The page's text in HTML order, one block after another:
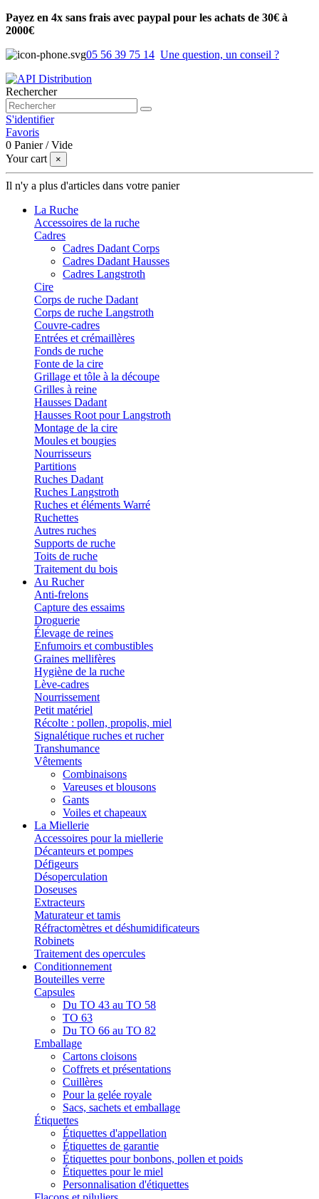
Payez en 4x sans frais avec paypal pour les achats de 30€ à
2000€
05 56 39 75 14 Une question, un conseil ?
Rechercher
S'identifier
Favoris
0 Panier /Vide
Your cart
×
Il n'y a plus d'articles dans votre panier
La Ruche
Accessoires de la ruche
Cadres
Cadres Dadant Corps
Cadres Dadant Hausses
Cadres Langstroth
Cire
Corps de ruche Dadant
Corps de ruche Langstroth
Couvre-cadres
Entrées et crémaillères
Fonds de ruche
Fonte de la cire
Grillage et tôle à la découpe
Grilles à reine
Hausses Dadant
Hausses Root pour Langstroth
Montage de la cire
Moules et bougies
Nourrisseurs
Partitions
Ruches Dadant
Ruches Langstroth
Ruches et éléments Warré
Ruchettes
Autres ruches
Supports de ruche
Toits de ruche
Traitement du bois
Au Rucher
Anti-frelons
Capture des essaims
Droguerie
Élevage de reines
Enfumoirs et combustibles
Graines mellifères
Hygiène de la ruche
Lève-cadres
Nourrissement
Petit matériel
Récolte : pollen, propolis, miel
Signalétique ruches et rucher
Transhumance
Vêtements
Combinaisons
Vareuses et blousons
Gants
Voiles et chapeaux
La Miellerie
Accessoires pour la miellerie
Décanteurs et pompes
Défigeurs
Désoperculation
Doseuses
Extracteurs
Maturateur et tamis
Réfractomètres et déshumidificateurs
Robinets
Traitement des opercules
Conditionnement
Bouteilles verre
Capsules
Du TO 43 au TO 58
TO 63
Du TO 66 au TO 82
Emballage
Cartons cloisons
Coffrets et présentations
Cuillères
Pour la gelée royale
Sacs, sachets et emballage
Étiquettes
Étiquettes d'appellation
Étiquettes de garantie
Étiquettes pour bonbons, pollen et poids
Étiquettes pour le miel
Personnalisation d'étiquettes